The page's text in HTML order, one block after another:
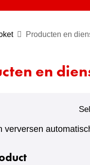
Producten en
en
verversen